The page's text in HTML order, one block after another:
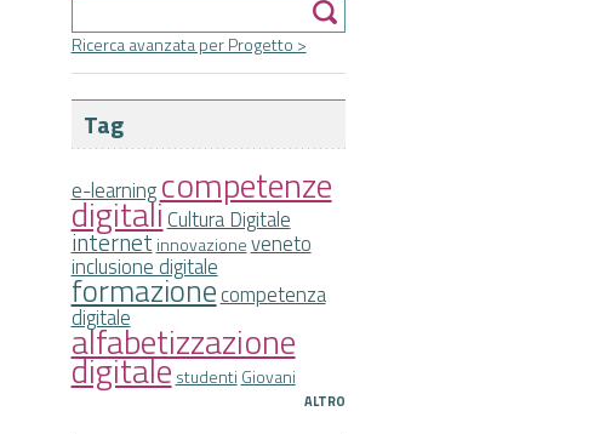
Ricerca avanzata per Progetto >
Tag
e-learning competenze
digitaliCultura Digitale
internet innovazioneveneto
inclusione digitale
formazionecompetenza
digitale
alfabetizzazione
digitale studenti Giovani
ALTRO